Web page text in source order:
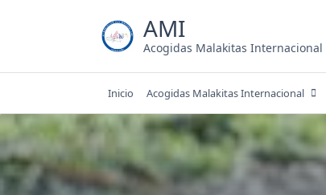
AMI
Acogidas Malakitas Internacional
Inicio Acogidas Malakitas Internacional